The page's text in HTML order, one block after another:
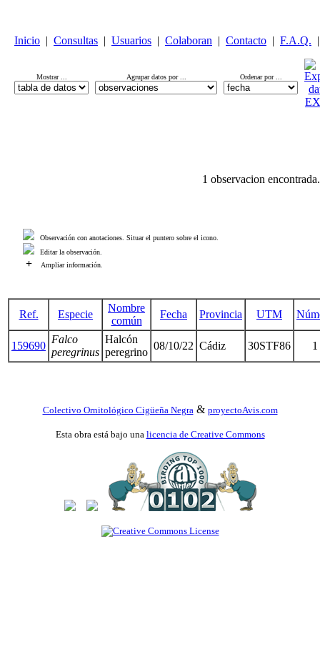
Inicio | Consultas | Usuarios | Colaboran | Contacto | F.A.Q. |
Mostrar ... Agrupar datos por ... Ordenar por ...
1 observacion encontrada.
Observación con anotaciones. Situar el puntero sobre el icono.
Editar la observación.
+ Ampliar información.
Ref. Especie
Nombre
común
Fecha Provincia UTM
159690
Falco
peregrinus
Halcón
peregrino
08/10/22 Cádiz 30STF86 1
Colectivo Ornitológico Cigüeña Negra & proyectoAvis.com
Esta obra está bajo una licencia de Creative Commons